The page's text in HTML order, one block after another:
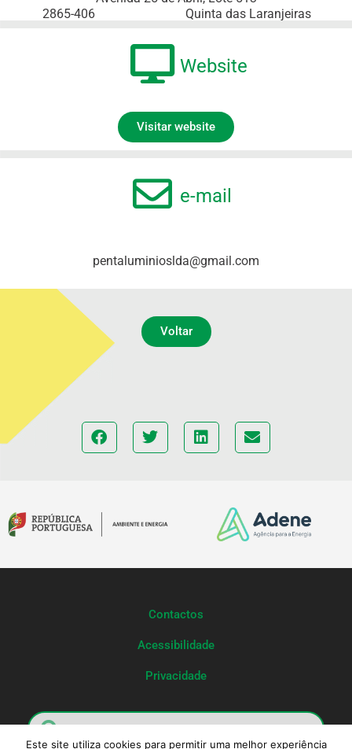
2865-406
Quinta das Laranjeiras
Website
Visitar website
e-mail
pentaluminioslda@gmail.com
Voltar
Contactos
Acessibilidade
Privacidade
Este site utiliza cookies para permitir uma melhor experiência